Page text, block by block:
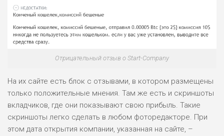
Отрицательный отзыв о Start-Company
На их сайте есть блок с отзывами, в котором размещены
только положительные мнения. Там же есть и скриншоты
вкладчиков, где они показывают свою прибыль. Такие
скриншоты легко сделать в любом фоторедакторе. При
этом дата открытия компании, указанная на сайте, –